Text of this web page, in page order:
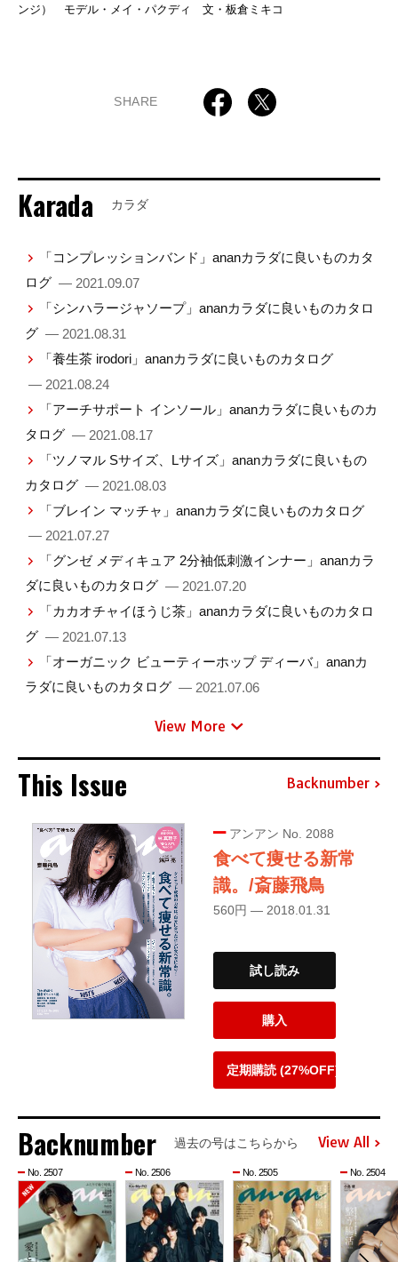
ンジ） モデル・メイ・パクディ 文・板倉ミキコ
SHARE
Karada カラダ
「コンプレッションバンド」ananカラダに良いものカタ
ログ — 2021.09.07
「シンハラージャソープ」ananカラダに良いものカタロ
グ — 2021.08.31
「養生茶 irodori」ananカラダに良いものカタログ
— 2021.08.24
「アーチサポート インソール」ananカラダに良いものカ
タログ — 2021.08.17
「ツノマル Sサイズ、Lサイズ」ananカラダに良いもの
カタログ — 2021.08.03
「ブレイン マッチャ」ananカラダに良いものカタログ
— 2021.07.27
「グンゼ メディキュア 2分袖低刺激インナー」ananカラ
ダに良いものカタログ — 2021.07.20
「カカオチャイほうじ茶」ananカラダに良いものカタロ
グ — 2021.07.13
「オーガニック ビューティーホップ ディーバ」ananカ
ラダに良いものカタログ — 2021.07.06
View More
This Issue Backnumber
アンアン No. 2088
食べて痩せる新常
識。/斎藤飛鳥
560円 — 2018.01.31
試し読み
購入
定期購読 (27%OFF)
Backnumber 過去の号はこちらから View All
No. 2507 No. 2506 No. 2505 No. 2504